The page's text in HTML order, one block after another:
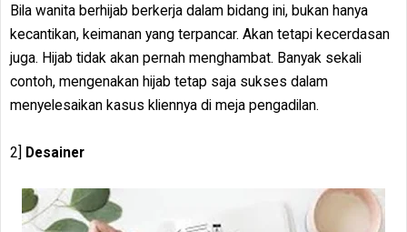
Bila wanita berhijab berkerja dalam bidang ini, bukan hanya
kecantikan, keimanan yang terpancar. Akan tetapi kecerdasan
juga. Hijab tidak akan pernah menghambat. Banyak sekali
contoh, mengenakan hijab tetap saja sukses dalam
menyelesaikan kasus kliennya di meja pengadilan.
2] Desainer